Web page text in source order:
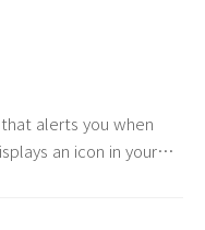
pasted into other
You can even make
above your othe..
alerts you when
an icon in your